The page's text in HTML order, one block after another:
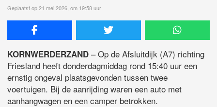
Geplaatst op 21 mei 2026, om 19:58 uur
KORNWERDERZAND – Op de Afsluitdijk (A7) richting
Friesland heeft donderdagmiddag rond 15:40 uur een
ernstig ongeval plaatsgevonden tussen twee
voertuigen. Bij de aanrijding waren een auto met
aanhangwagen en een camper betrokken.